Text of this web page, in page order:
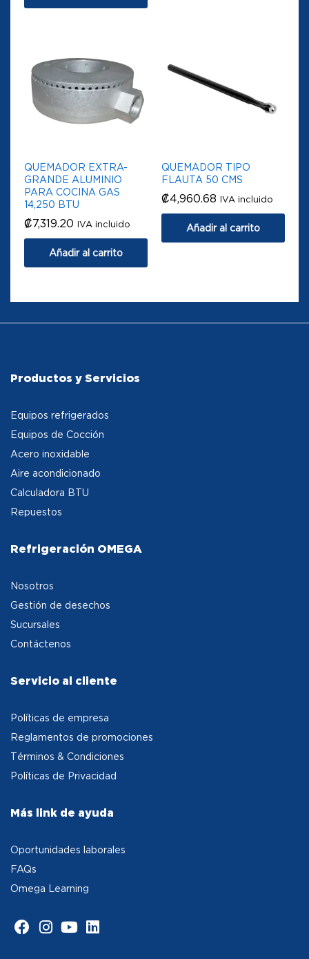
QUEMADOR EXTRA-
GRANDE ALUMINIO
PARA COCINA GAS
14,250 BTU
₡7,319.20 IVA incluido
Añadir al carrito
QUEMADOR TIPO
FLAUTA 50 CMS
₡4,960.68 IVA incluido
Añadir al carrito
Productos y Servicios
Equipos refrigerados
Equipos de Cocción
Acero inoxidable
Aire acondicionado
Calculadora BTU
Repuestos
Refrigeración OMEGA
Nosotros
Gestión de desechos
Sucursales
Contáctenos
Servicio al cliente
Políticas de empresa
Reglamentos de promociones
Términos & Condiciones
Políticas de Privacidad
Más link de ayuda
Oportunidades laborales
FAQs
Omega Learning